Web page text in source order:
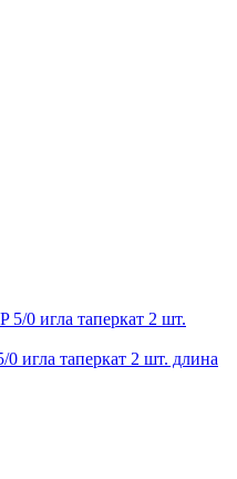
игла таперкат 2 шт. длина